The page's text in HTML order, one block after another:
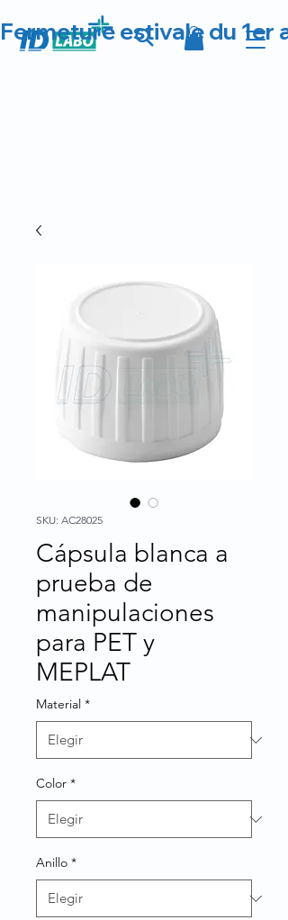
Fermeture estivale du 1er
SKU: AC28025
Cápsula blanca a
prueba de
manipulaciones
para PET y
MEPLAT
Material *
Color *
Anillo *